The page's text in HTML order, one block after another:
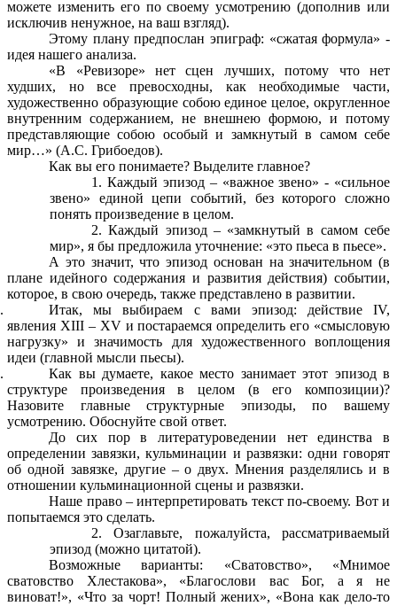
можете изменить его по своему усмотрению (дополнив или
исключив ненужное, на ваш взгляд).
Этому плану предпослан эпиграф: «сжатая формула» -
идея нашего анализа.
«В «Ревизоре» нет сцен лучших, потому что нет
худших, но все превосходны, как необходимые части,
художественно образующие собою единое целое, округленное
внутренним содержанием, не внешнею формою, и потому
представляющие собою особый и замкнутый в самом себе
мир…» (А.С. Грибоедов).
Как вы его понимаете? Выделите главное?
Каждый эпизод – «важное звено» - «сильное
звено» единой цепи событий, без которого сложно
понять произведение в целом.
Каждый эпизод – «замкнутый в самом себе
мир», я бы предложила уточнение: «это пьеса в пьесе».
А это значит, что эпизод основан на значительном (в
плане идейного содержания и развития действия) событии,
которое, в свою очередь, также представлено в развитии.
Итак, мы выбираем с вами эпизод: действие IV,
явления XIII – XV и постараемся определить его «смысловую
нагрузку» и значимость для художественного воплощения
идеи (главной мысли пьесы).
Как вы думаете, какое место занимает этот эпизод в
структуре произведения в целом (в его композиции)?
Назовите главные структурные эпизоды, по вашему
усмотрению. Обоснуйте свой ответ.
До сих пор в литературоведении нет единства в
определении завязки, кульминации и развязки: одни говорят
об одной завязке, другие – о двух. Мнения разделялись и в
отношении кульминационной сцены и развязки.
Наше право – интерпретировать текст по-своему. Вот и
попытаемся это сделать.
Озаглавьте, пожалуйста, рассматриваемый
эпизод (можно цитатой).
Возможные варианты: «Сватовство», «Мнимое
сватовство Хлестакова», «Благослови вас Бог, а я не
виноват!», «Что за чорт! Полный жених», «Вона как дело-то